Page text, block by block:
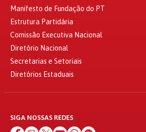
Manifesto de Fundação do PT
Estrutura Partidária
Comissão Executiva Nacional
Diretório Nacional
Secretarias e Setoriais
Diretórios Estaduais
SIGA NOSSAS REDES